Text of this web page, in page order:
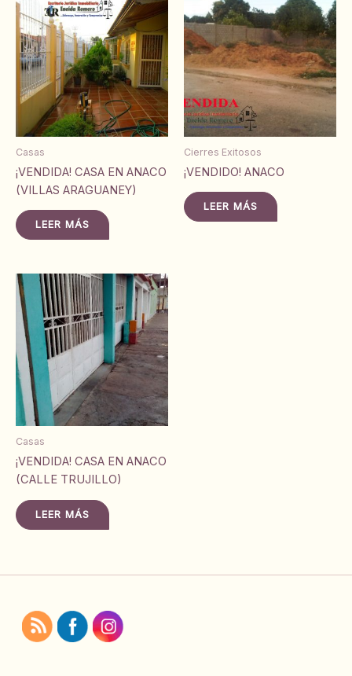
Casas
¡VENDIDA! CASA EN ANACO
(VILLAS ARAGUANEY)
LEER MÁS
Cierres Exitosos
¡VENDIDO! ANACO
LEER MÁS
Casas
¡VENDIDA! CASA EN ANACO
(CALLE TRUJILLO)
LEER MÁS